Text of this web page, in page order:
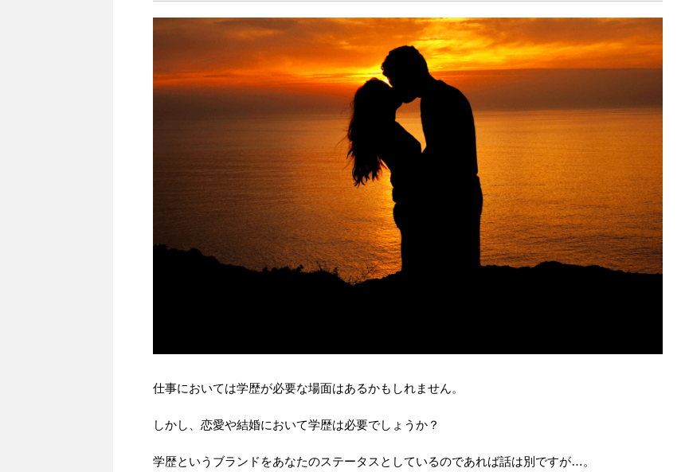
仕事においては学歴が必要な場面はあるかもしれません。
しかし、恋愛や結婚において学歴は必要でしょうか？
学歴というブランドをあなたのステータスとしているのであれば話は別ですが…。